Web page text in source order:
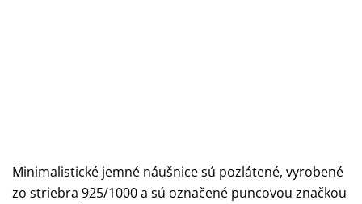
Minimalistické jemné náušnice sú pozlátené, vyrobené
zo striebra 925/1000 a sú označené puncovou značkou